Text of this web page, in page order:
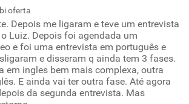
oferta
Depois me ligaram e teve um entrevista
Luiz. Depois foi agendada um
e foi uma entrevista em português e
e disseram q ainda tem 3 fases.
em ingles bem mais complexa, outra
E ainda vai ter outra fase. Até agora
da segunda entrevista. Mas